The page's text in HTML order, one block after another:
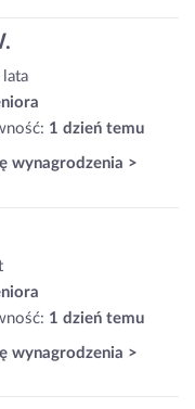
1 dzień temu
wynagrodzenia >
1 dzień temu
wynagrodzenia >